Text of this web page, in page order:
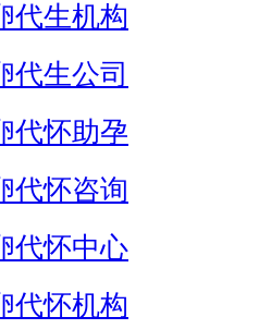
代生机构
代生公司
代怀助孕
代怀咨询
代怀中心
代怀机构